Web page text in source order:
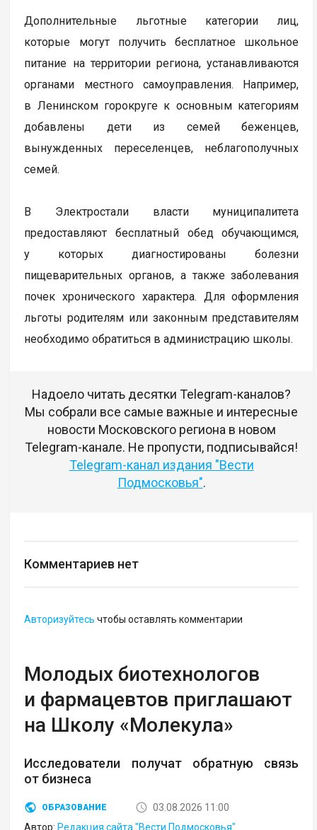
Дополнительные льготные категории лиц,
которые могут получить бесплатное школьное
питание на территории региона, устанавливаются
органами местного самоуправления. Например,
в Ленинском горокруге к основным категориям
добавлены дети из семей беженцев,
вынужденных переселенцев, неблагополучных
семей.
В Электростали власти муниципалитета
предоставляют бесплатный обед обучающимся,
у которых диагностированы болезни
пищеварительных органов, а также заболевания
почек хронического характера. Для оформления
льготы родителям или законным представителям
необходимо обратиться в администрацию школы.
Надоело читать десятки Telegram-каналов?
Мы собрали все самые важные и интересные
новости Московского региона в новом
Telegram-канале. Не пропусти, подписывайся!
Telegram-канал издания "Вести
Подмосковья".
Комментариев нет
Авторизуйтесь чтобы оставлять комментарии
Молодых биотехнологов
и фармацевтов приглашают
на Школу «Молекула»
Исследователи получат обратную связь
от бизнеса
ОБРАЗОВАНИЕ
03.08.2026 11:00
Автор: Редакция сайта "Вести Подмосковья"